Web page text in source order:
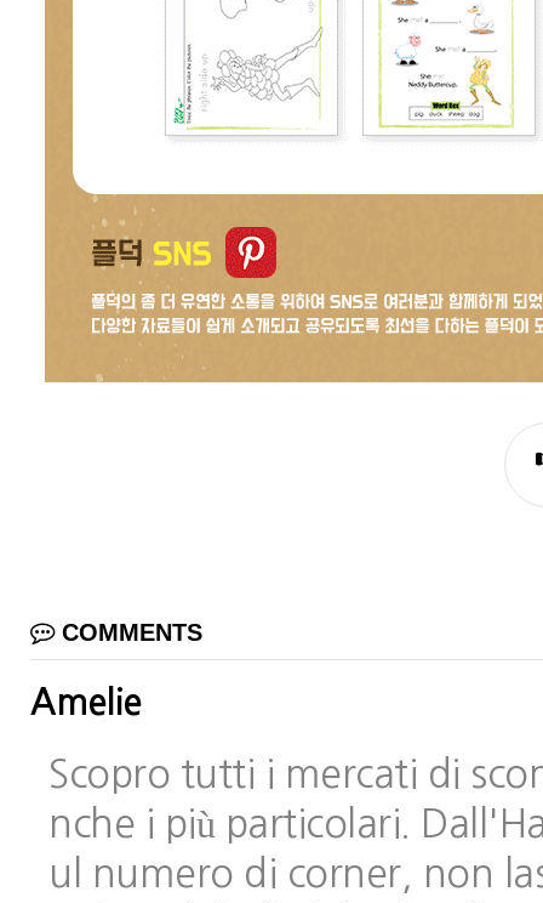
COMMENTS
Amelie
Scopro tutti i mercati di
nche i più particolari.
ul numero di corner, non